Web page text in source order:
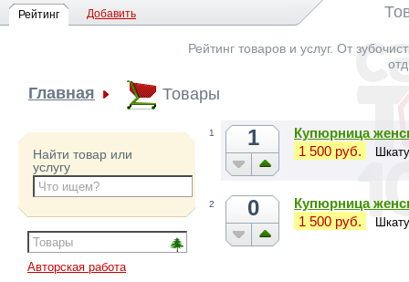
Рейтинг Добавить
Рейтинг товаров и услуг. От
Главная Товары
Найти товар или
услугу
Авторская работа
1 1
Купюрница
1 500 руб.
2 0
Купюрница
1 500 руб.